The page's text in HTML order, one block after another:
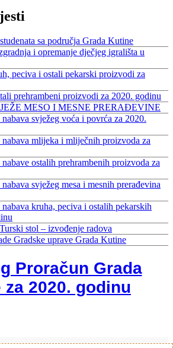
sa područja Grada Kutine
i opremanje dječjeg igrališta u
peciva i ostali pekarski proizvodi za
prehrambeni proizvodi za 2020. godinu
MESO I MESNE PRERAĐEVINE
svježeg voća i povrća za 2020.
mlijeka i mliječnih proizvoda za
ostalih prehrambenih proizvoda za
svježeg mesa i mesnih prerađevina
kruha, peciva i ostalih pekarskih
stol – izvođenje radova
Gradske uprave Grada Kutine
Proračun Grada
za 2020. godinu